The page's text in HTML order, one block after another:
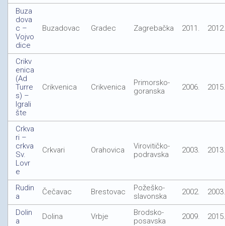
Buza
dova
c –
Vojvo
dice
Buzadovac Gradec Zagrebačka 2011. 2012.
Crikv
enica
(Ad
Turre
s) –
Igrali
šte
Crikvenica Crikvenica
Primorsko-
goranska
2006. 2015.
Crkva
ri –
crkva
Sv.
Lovr
e
Crkvari Orahovica
Virovitičko-
podravska
2003. 2013.
Rudin
a
Čečavac Brestovac
Požeško-
slavonska
2002. 2003.
Dolin
a
Dolina Vrbje
Brodsko-
posavska
2009. 2015.